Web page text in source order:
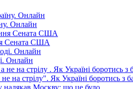
Онлайн
Сената США
Онлайн
на стрілу". Як Україні боротись з